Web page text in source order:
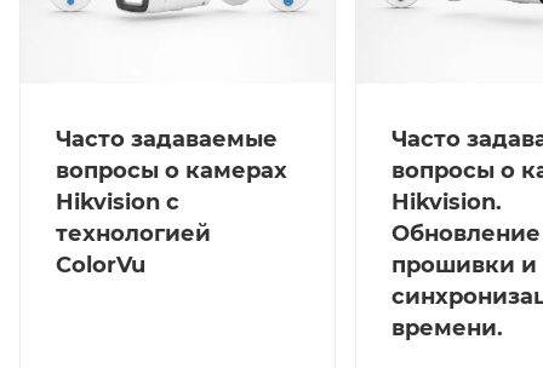
Часто задаваемые
вопросы о камерах
Hikvision с
технологией
ColorVu
Часто
вопросы о
Hikvision.
Обновление
прошивки и
времени.